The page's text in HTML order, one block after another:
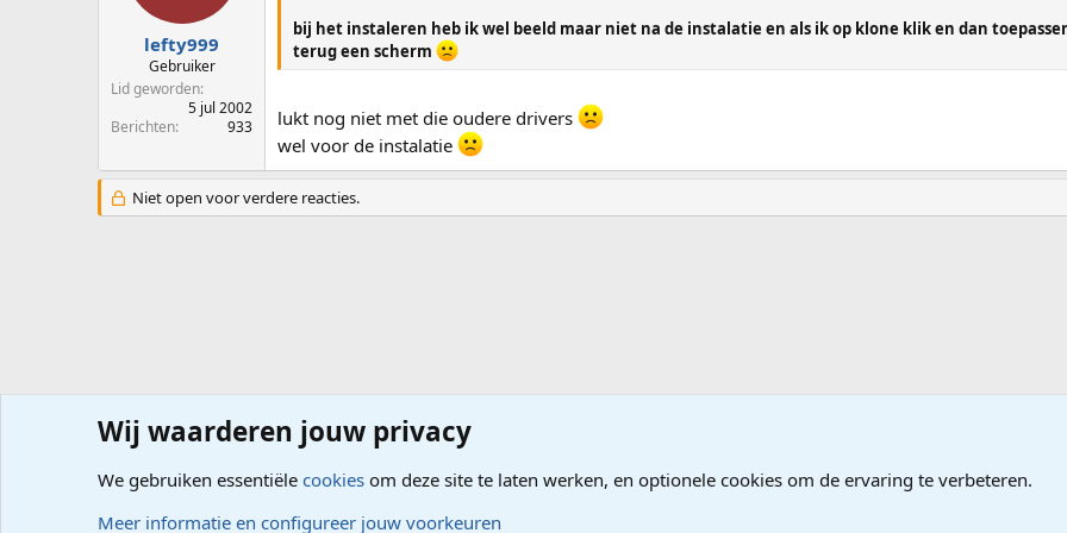
lefty999
Gebruiker
Lid geworden
5 jul 2002
Berichten
933
bij het instaleren heb ik wel beeld maar niet na de instalatie en als ik op klone klik en dan
terug een scherm
lukt nog niet met die oudere drivers
wel voor de instalatie
Niet open voor verdere reacties.
Forums PC, Laptop, Tablet, Smartphone
Wij waarderen jouw privacy
We gebruiken essentiële cookies om deze site te laten werken, en optionele cookies om de ervaring te verbeteren.
Meer informatie en configureer jouw voorkeuren